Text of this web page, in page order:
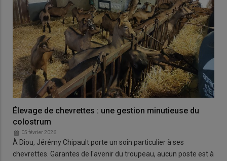
Élevage de chevrettes : une gestion minutieuse du
colostrum
05 février 2026
À Diou, Jérémy Chipault porte un soin particulier à ses
chevrettes. Garantes de l'avenir du troupeau, aucun poste est à